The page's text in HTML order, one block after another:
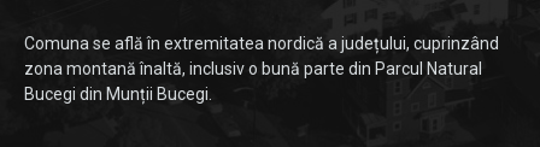
Comuna se află în extremitatea nordică a județului, cuprinzând
zona montană înaltă, inclusiv o bună parte din Parcul Natural
Bucegi din Munții Bucegi.